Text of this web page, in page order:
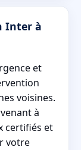
Inter à
et
voisines.
à
certifiés et
votre